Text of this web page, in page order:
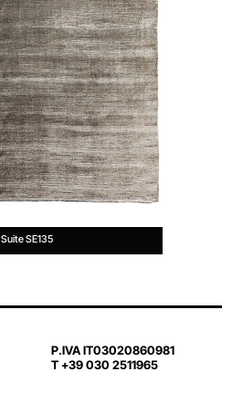
Suite SE135
P.IVA IT03020860981
T +39 030 2511965